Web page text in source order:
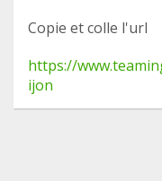
Copie et colle l'url
https://
ijon